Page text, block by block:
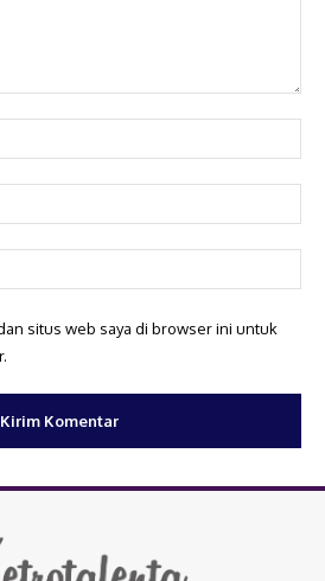
situs web saya di browser ini untuk